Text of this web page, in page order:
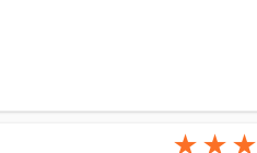
(*)
★ (*)
★ (*)
★